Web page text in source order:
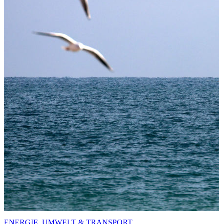
ENERGIE, UMWELT & TRANSPORT